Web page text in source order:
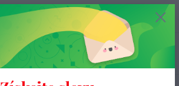
Menu
0 ks
0 Kč